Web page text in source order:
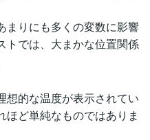
まりにも多くの変数に影響
トでは、大まかな位置関係
想的な温度が表示されてい
ほど単純なものではありま